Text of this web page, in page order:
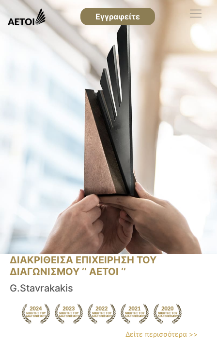
Εγγραφείτε
ΔΙΑΚΡΙΘΕΙΣΑ ΕΠΙΧΕΙΡΗΣΗ ΤΟΥ
ΔΙΑΓΩΝΙΣΜΟΥ ‘’ ΑΕΤΟΙ ‘’
G.Stavrakakis
Δείτε περισσότερα >>